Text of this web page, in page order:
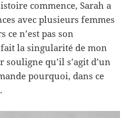
commence, Sarah a
avec plusieurs femmes
ce n’est pas son
la singularité de mon
souligne qu’il s’agit d’un
pourquoi, dans ce